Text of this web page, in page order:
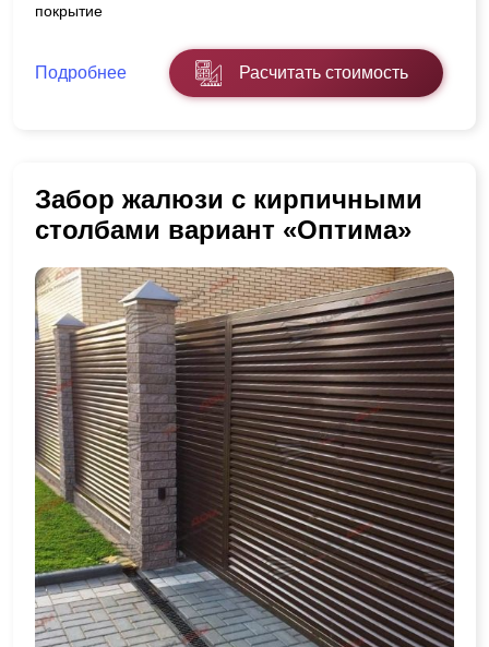
покрытие
Подробнее Расчитать стоимость
Забор жалюзи с кирпичными
столбами вариант «Оптима»